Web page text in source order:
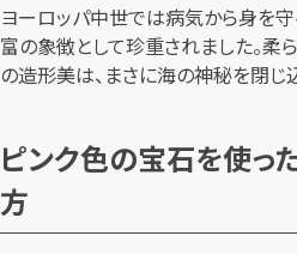
ヨーロッパ中世では病気から身を
富の象徴として珍重されました。柔
の造形美は、まさに海の神秘を閉じ
ピンク色の宝石を使っ
方